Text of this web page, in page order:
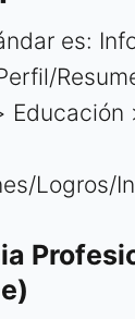
es:
Logros/